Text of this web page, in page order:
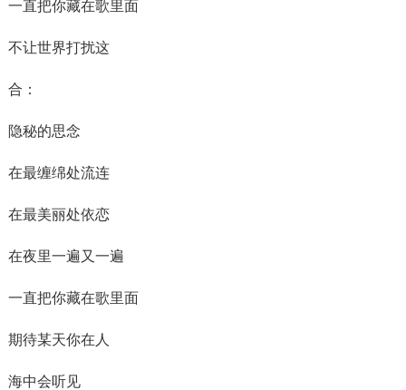
一直把你藏在歌里面
不让世界打扰这
合：
隐秘的思念
在最缠绵处流连
在最美丽处依恋
在夜里一遍又一遍
一直把你藏在歌里面
期待某天你在人
海中会听见